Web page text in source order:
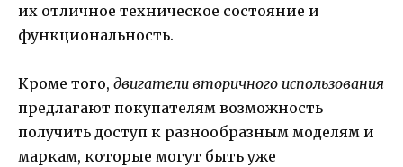
их отличное техническое состояние и
функциональность.
Кроме того, двигатели вторичного использования
предлагают покупателям возможность
получить доступ к разнообразным моделям и
маркам, которые могут быть уже